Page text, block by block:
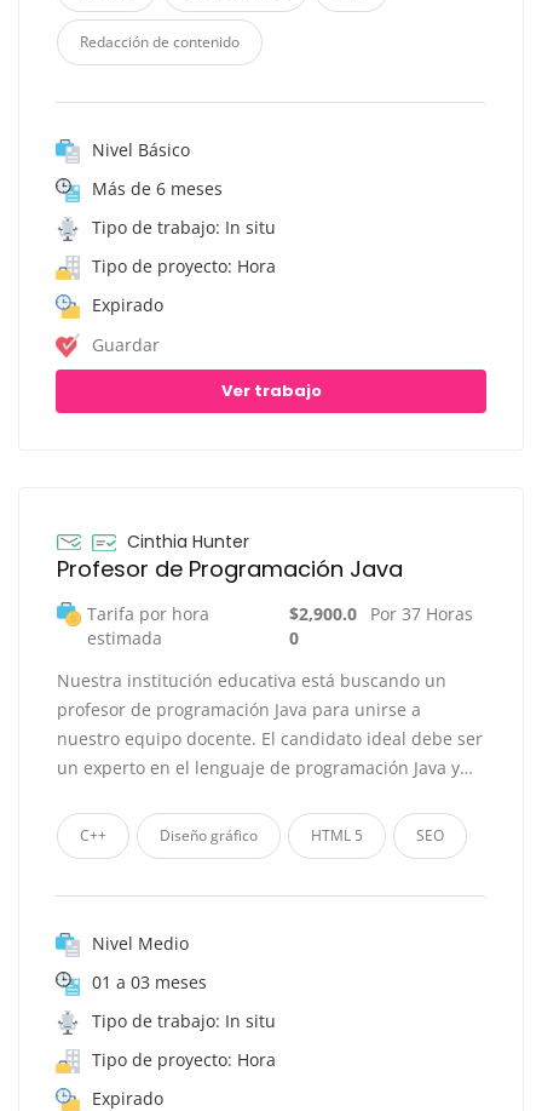
Redacción de contenido
Nivel Básico
Más de 6 meses
Tipo de trabajo: In situ
Tipo de proyecto: Hora
Expirado
Guardar
Ver trabajo
Cinthia Hunter
Profesor de Programación Java
Tarifa por hora
estimada
$2,900.0
0
Por 37 Horas
Nuestra institución educativa está buscando un
profesor de programación Java para unirse a
nuestro equipo docente. El candidato ideal debe ser
un experto en el lenguaje de programación Java y…
C++ Diseño gráfico HTML 5 SEO
Nivel Medio
01 a 03 meses
Tipo de trabajo: In situ
Tipo de proyecto: Hora
Expirado